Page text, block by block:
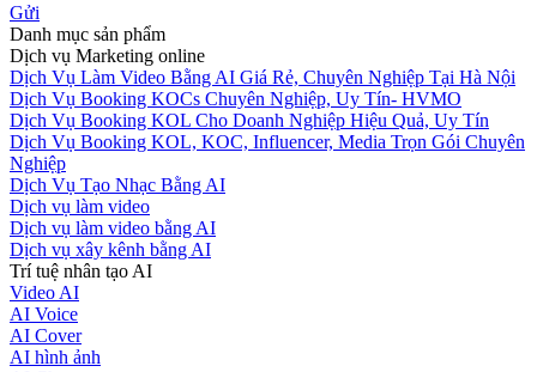
Gửi
Danh mục sản phẩm
Dịch vụ Marketing online
Dịch Vụ Làm Video Bằng AI Giá Rẻ, Chuyên Nghiệp Tại Hà Nội
Dịch Vụ Booking KOCs Chuyên Nghiệp, Uy Tín- HVMO
Dịch Vụ Booking KOL Cho Doanh Nghiệp Hiệu Quả, Uy Tín
Dịch Vụ Booking KOL, KOC, Influencer, Media Trọn Gói Chuyên
Nghiệp
Dịch Vụ Tạo Nhạc Bằng AI
Dịch vụ làm video
Dịch vụ làm video bằng AI
Dịch vụ xây kênh bằng AI
Trí tuệ nhân tạo AI
Video AI
AI Voice
AI Cover
AI hình ảnh